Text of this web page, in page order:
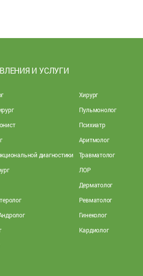
И УСЛУГИ
Хирург
Пульмонолог
Психиатр
Аритмолог
диагностики
Травматолог
ЛОР
Дерматолог
Ревматолог
Гинеколог
Кардиолог